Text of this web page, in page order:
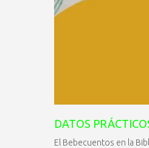
DATOS
El Bebecuentos en la